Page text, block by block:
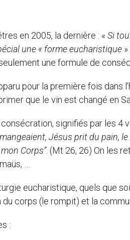
en 2005, la dernière : « Si
une « forme eucharistique
une formule de
pour la première fois dans
que le vin est changé en
signifiés par les 4
mangeaient, Jésus prit du pain,
Corps”. (Mt 26, 26) On les
…
eucharistique, quels que
corps (le rompit) et la
: